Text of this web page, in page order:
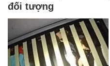
đối tượng